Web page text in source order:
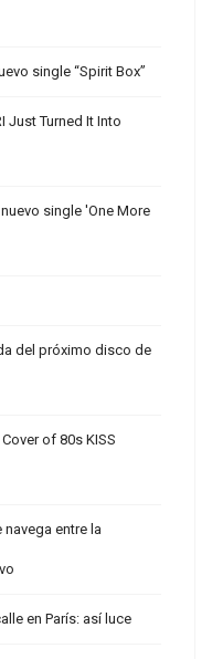
single “Spirit Box”
Just Turned It Into
single 'One More
del próximo disco de
of 80s KISS
navega entre la
en París: así luce